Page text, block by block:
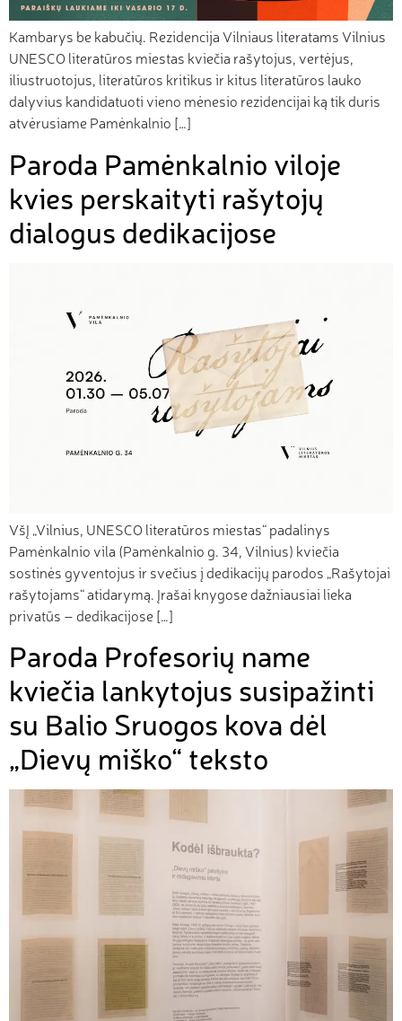
Kambarys be kabučių. Rezidencija Vilniaus literatams Vilnius
UNESCO literatūros miestas kviečia rašytojus, vertėjus,
iliustruotojus, literatūros kritikus ir kitus literatūros lauko
dalyvius kandidatuoti vieno mėnesio rezidencijai ką tik duris
atvėrusiame Pamėnkalnio […]
Paroda Pamėnkalnio viloje
kvies perskaityti rašytojų
dialogus dedikacijose
VšĮ „Vilnius, UNESCO literatūros miestas“ padalinys
Pamėnkalnio vila (Pamėnkalnio g. 34, Vilnius) kviečia
sostinės gyventojus ir svečius į dedikacijų parodos „Rašytojai
rašytojams“ atidarymą. Įrašai knygose dažniausiai lieka
privatūs – dedikacijose […]
Paroda Profesorių name
kviečia lankytojus susipažinti
su Balio Sruogos kova dėl
„Dievų miško“ teksto